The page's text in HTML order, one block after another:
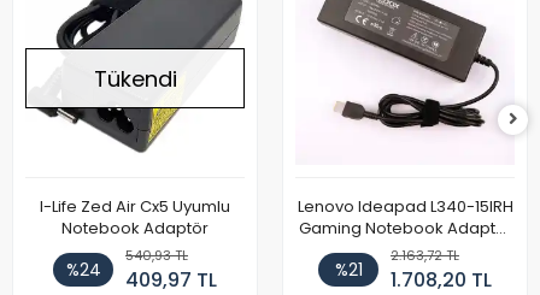
Tükendi
I-Life Zed Air Cx5 Uyumlu
Notebook Adaptör
%24
540,93 TL
409,97 TL
Lenovo Ideapad L340-15IRH
Gaming Notebook Adaptör
Cihazı Şarj Aleti (150W)
%21
2.163,72 TL
1.708,20 TL